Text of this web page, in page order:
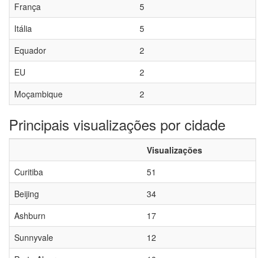
França
5
Itália
5
Equador
2
EU
2
Moçambique
2
Principais visualizações por cidade
Visualizações
Curitiba
51
Beijing
34
Ashburn
17
Sunnyvale
12